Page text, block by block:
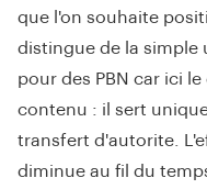
que l'on souhaite
distingue de la simple
pour des PBN car ici
contenu : il sert
transfert d'autorite.
diminue au fil du